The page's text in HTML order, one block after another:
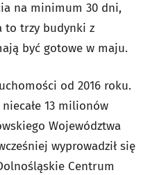
na minimum 30 dni,
to trzy budynki z
być gotowe w maju.
od 2016 roku.
13 milionów
Województwa
wyprowadził się
Centrum